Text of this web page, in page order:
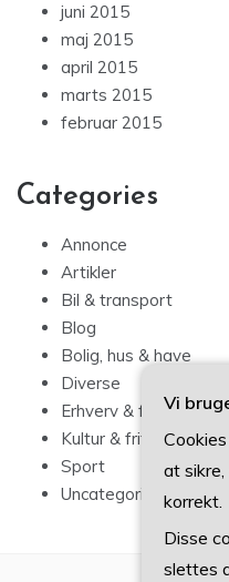
juni 2015
maj 2015
april 2015
marts 2015
februar 2015
Categories
Annonce
Artikler
Bil & transport
Blog
Bolig, hus & have
Diverse
Erhverv & forbrug
Kultur & fritid
Sport
Uncategorized
Vi
at
korrekt.
Disse
slettes